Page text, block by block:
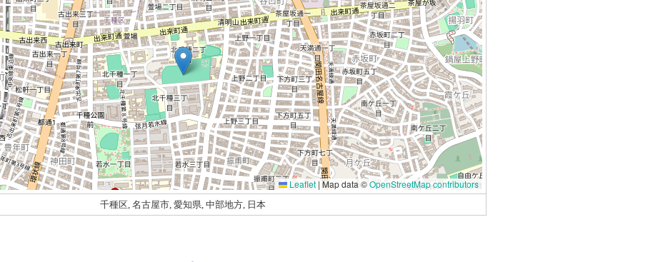
Leaflet |Map data ©OpenStreetMap contributors
千種区, 名古屋市, 愛知県, 中部地方, 日本